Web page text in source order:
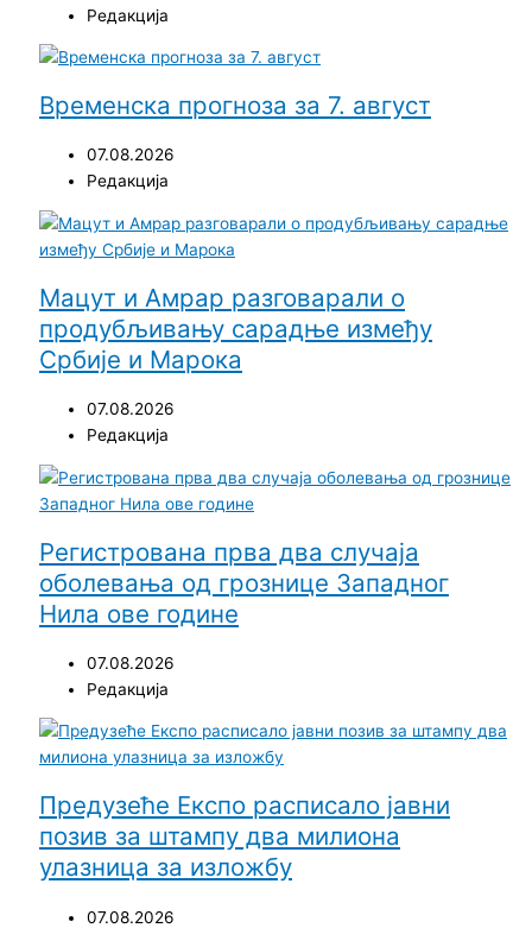
Редакција
Временска прогноза за 7. август
07.08.2026
Редакција
Мацут и Амрар разговарали о
продубљивању сарадње између
Србије и Марока
07.08.2026
Редакција
Регистрована прва два случаја
оболевања од грознице Западног
Нила ове године
07.08.2026
Редакција
Предузеће Експо расписало јавни
позив за штампу два милиона
улазница за изложбу
07.08.2026